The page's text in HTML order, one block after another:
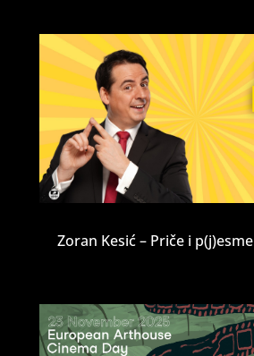
Zoran Kesić – Priče i p(j)esme